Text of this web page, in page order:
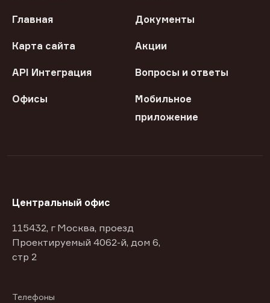
Главная Документы
Карта сайта Акции
API Интеграция Вопросы и ответы
Офисы
Мобильное
приложение
Центральный офис
115432, г Москва, проезд
Проектируемый 4062-й, дом 6,
стр 2
Телефоны